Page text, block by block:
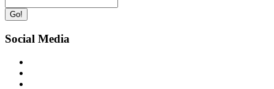
Go!
Social Media